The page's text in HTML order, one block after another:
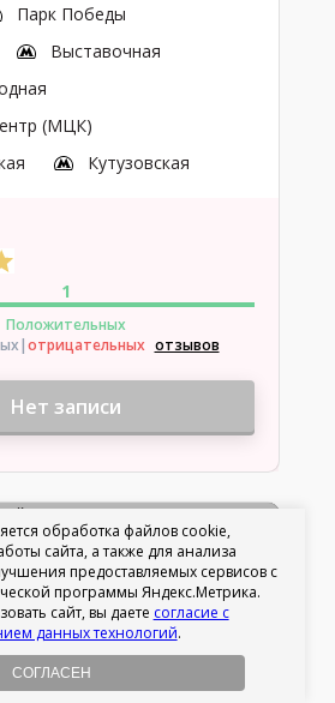
Парк Победы
Выставочная
(МЦК)
Кутузовская
1
Положительных
|отрицательных отзывов
Нет записи
обработка файлов cookie,
сайта, а также для анализа
предоставляемых сервисов с
программы Яндекс.Метрика.
сайт, вы даете согласие с
данных технологий.
СОГЛАСЕН